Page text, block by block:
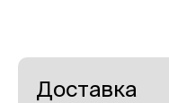
Доставка